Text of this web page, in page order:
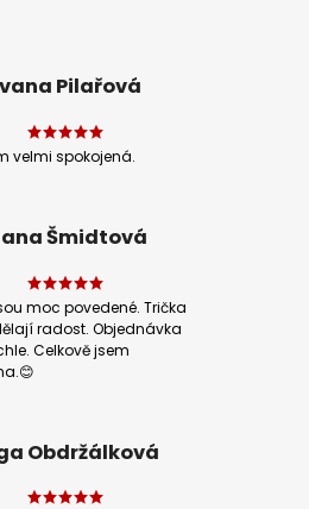
Pilařová
velmi spokojená.
Šmidtová
moc povedené. Trička
radost. Objednávka
Celkově jsem
Obdržálková